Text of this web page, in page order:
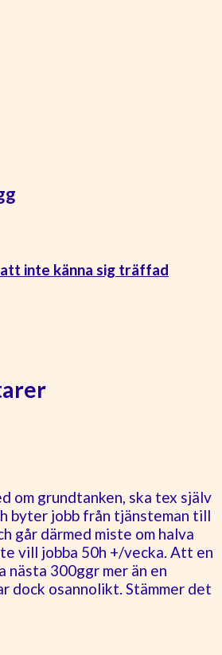
inte känna sig träffad
om grundtanken, ska tex själv
byter jobb från tjänsteman till
går därmed miste om halva
vill jobba 50h +/vecka. Att en
nästa 300ggr mer än en
dock osannolikt. Stämmer det